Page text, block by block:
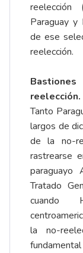
reelección
Paraguay
de ese
reelección.
reelección.
Tanto
largos de
de la no-
rastrearse
Tratado
cuando
la no-